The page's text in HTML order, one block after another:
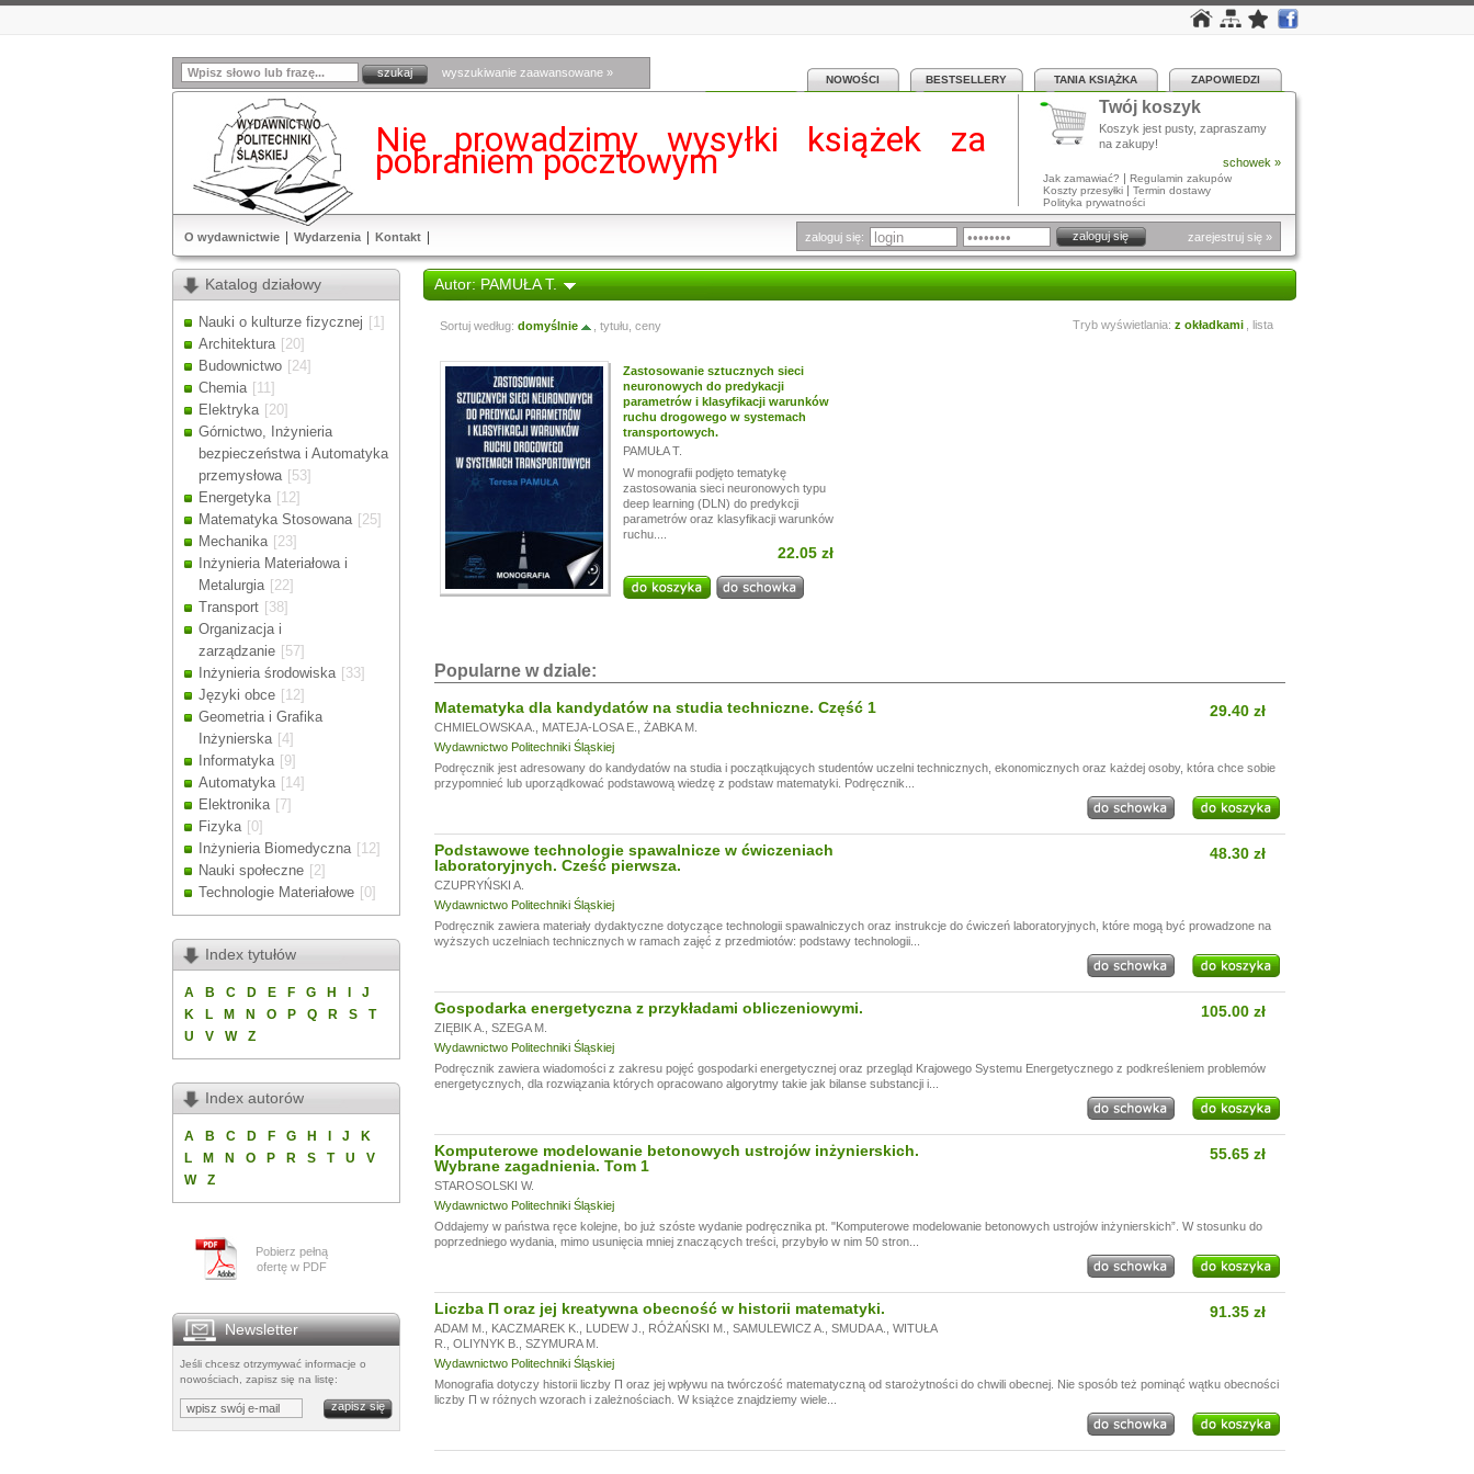
wyszukiwanie zaawansowane »
NOWOŚCI BESTSELLERY TANIA KSIĄŻKA ZAPOWIEDZI
Nie prowadzimy wysyłki książek za
pobraniem pocztowym
Drodzy Klienci!
Ze względu na przerwę wakacyjną, w dniach od
zamówienia mogą być realizowane z opóźnieniem.
Dziękujemy za wyrozumiałość.
Twój koszyk
Koszyk jest pusty, zapraszamy
na zakupy!
schowek »
Jak zamawiać? | Regulamin zakupów
Koszty przesyłki | Termin dostawy
Polityka prywatności
O wydawnictwie Wydarzenia Kontakt zaloguj się: zarejestruj się »
Katalog działowy
Nauki o kulturze fizycznej [1]
Architektura [20]
Budownictwo [24]
Chemia [11]
Elektryka [20]
Górnictwo, Inżynieria
bezpieczeństwa i Automatyka
przemysłowa [53]
Energetyka [12]
Matematyka Stosowana [25]
Mechanika [23]
Inżynieria Materiałowa i
Metalurgia [22]
Transport [38]
Organizacja i
zarządzanie [57]
Inżynieria środowiska [33]
Języki obce [12]
Geometria i Grafika
Inżynierska [4]
Informatyka [9]
Automatyka [14]
Elektronika [7]
Fizyka [0]
Inżynieria Biomedyczna [12]
Nauki społeczne [2]
Technologie Materiałowe [0]
Index tytułów
A B C D E F G H
J
K
L M N O P Q R S
T
U
V W Z
Index autorów
A B C D F G H J
K
L
M N O P R S T U
V
W
Z
Pobierz pełną
ofertę w PDF
Newsletter
Jeśli chcesz otrzymywać informacje o
nowościach, zapisz się na listę:
Autor: PAMUŁA T.
Sortuj według: domyślnie tytułu, ceny Tryb wyświetlania: z okładkami lista
Zastosowanie sztucznych sieci
neuronowych do predykacji
parametrów i klasyfikacji warunków
ruchu drogowego w systemach
transportowych.
PAMUŁA T.
W monografii podjęto tematykę
zastosowania sieci neuronowych typu
deep learning (DLN) do predykcji
parametrów oraz klasyfikacji warunków
ruchu....
22.05 zł
Popularne w dziale:
Matematyka dla kandydatów na studia techniczne. Część 1
CHMIELOWSKA A. MATEJA-LOSA E.
ŻABKA M.
Wydawnictwo Politechniki Śląskiej
29.40 zł
Podręcznik jest adresowany do kandydatów na studia i początkujących studentów uczelni technicznych, ekonomicznych oraz każdej osoby, która chce sobie
przypomnieć lub uporządkować podstawową wiedzę z podstaw matematyki. Podręcznik...
Podstawowe technologie spawalnicze w ćwiczeniach
laboratoryjnych. Cześć pierwsza.
CZUPRYŃSKI A.
Wydawnictwo Politechniki Śląskiej
48.30 zł
Podręcznik zawiera materiały dydaktyczne dotyczące technologii spawalniczych oraz instrukcje do ćwiczeń laboratoryjnych, które mogą być prowadzone na
wyższych uczelniach technicznych w ramach zajęć z przedmiotów: podstawy technologii...
Gospodarka energetyczna z przykładami obliczeniowymi.
ZIĘBIK A.
SZEGA M.
Wydawnictwo Politechniki Śląskiej
105.00 zł
Podręcznik zawiera wiadomości z zakresu pojęć gospodarki energetycznej oraz przegląd Krajowego Systemu Energetycznego z podkreśleniem problemów
energetycznych, dla rozwiązania których opracowano algorytmy takie jak bilanse substancji i...
Komputerowe modelowanie betonowych ustrojów inżynierskich.
Wybrane zagadnienia. Tom 1
STAROSOLSKI W.
Wydawnictwo Politechniki Śląskiej
55.65 zł
Oddajemy w państwa ręce kolejne, bo już szóste wydanie podręcznika pt. "Komputerowe modelowanie betonowych ustrojów inżynierskich”. W stosunku do
poprzedniego wydania, mimo usunięcia mniej znaczących treści, przybyło w nim 50 stron...
Liczba Π oraz jej kreatywna obecność w historii matematyki.
ADAM M. KACZMAREK K. LUDEW J. RÓŻAŃSKI M. SAMULEWICZ A. SMUDA A.
WITUŁA
R.
OLIYNYK B.
SZYMURA M.
Wydawnictwo Politechniki Śląskiej
91.35 zł
Monografia dotyczy historii liczby Π oraz jej wpływu na twórczość matematyczną od starożytności do chwili obecnej. Nie sposób też pominąć wątku obecności
liczby Π w różnych wzorach i zależnościach. W książce znajdziemy wiele...